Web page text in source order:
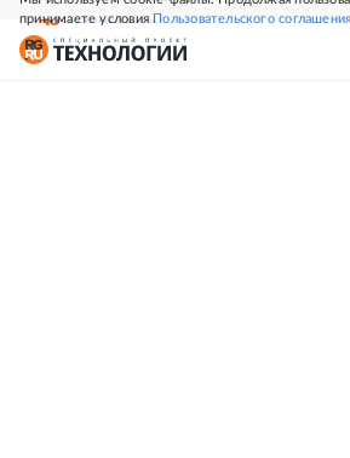
принимаете условияПользовательского соглашения
СВЕЖИЙ НОМЕР